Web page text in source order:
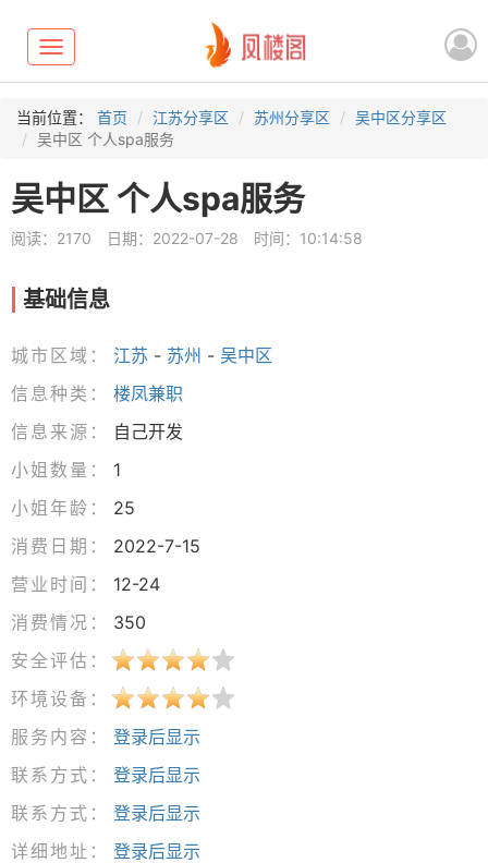
Toggle
navigation
当前位置： 首页 江苏分享区 苏州分享区
吴中区分享区
吴中区 个人spa服务
吴中区 个人spa服务
阅读：2170 日期：2022-07-28 时间：10:14:58
基础信息
城市区域： 江苏 - 苏州 - 吴中区
信息种类：
楼凤兼职
信息来源：
自己开发
小姐数量：
1
小姐年龄：
25
消费日期：
2022-7-15
营业时间：
12-24
消费情况：
350
安全评估：
环境设备：
服务内容：
登录后显示
联系方式：
登录后显示
联系方式：
登录后显示
详细地址：
登录后显示